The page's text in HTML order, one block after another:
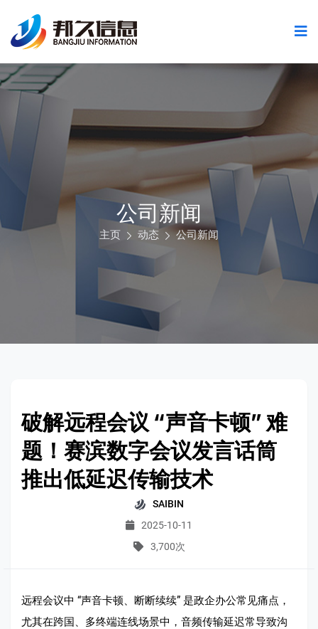
公司新闻
主页 动态 公司新闻
破解远程会议 “声音卡顿” 难
题！赛滨数字会议发言话筒
推出低延迟传输技术
SAIBIN
2025-10-11
3,700次
远程会议中 “声音卡顿、断断续续” 是政企办公常见痛点，
尤其在跨国、多终端连线场景中，音频传输延迟常导致沟